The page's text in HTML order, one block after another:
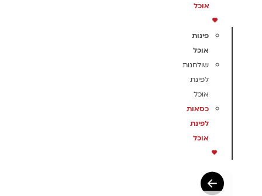
אוכל
פינות
אוכל
שולחנות
לפינת
אוכל
כסאות
לפינת
אוכל